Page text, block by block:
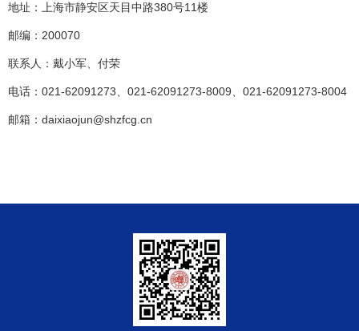
地址：上海市静安区天目中路380号11 楼
邮编： 200070
联系人：戴小军、付荣
电话： 021-62091273、 021-62091273-8009、 021-62091273-8004
邮箱： daixiaojun@shzfcg.cn